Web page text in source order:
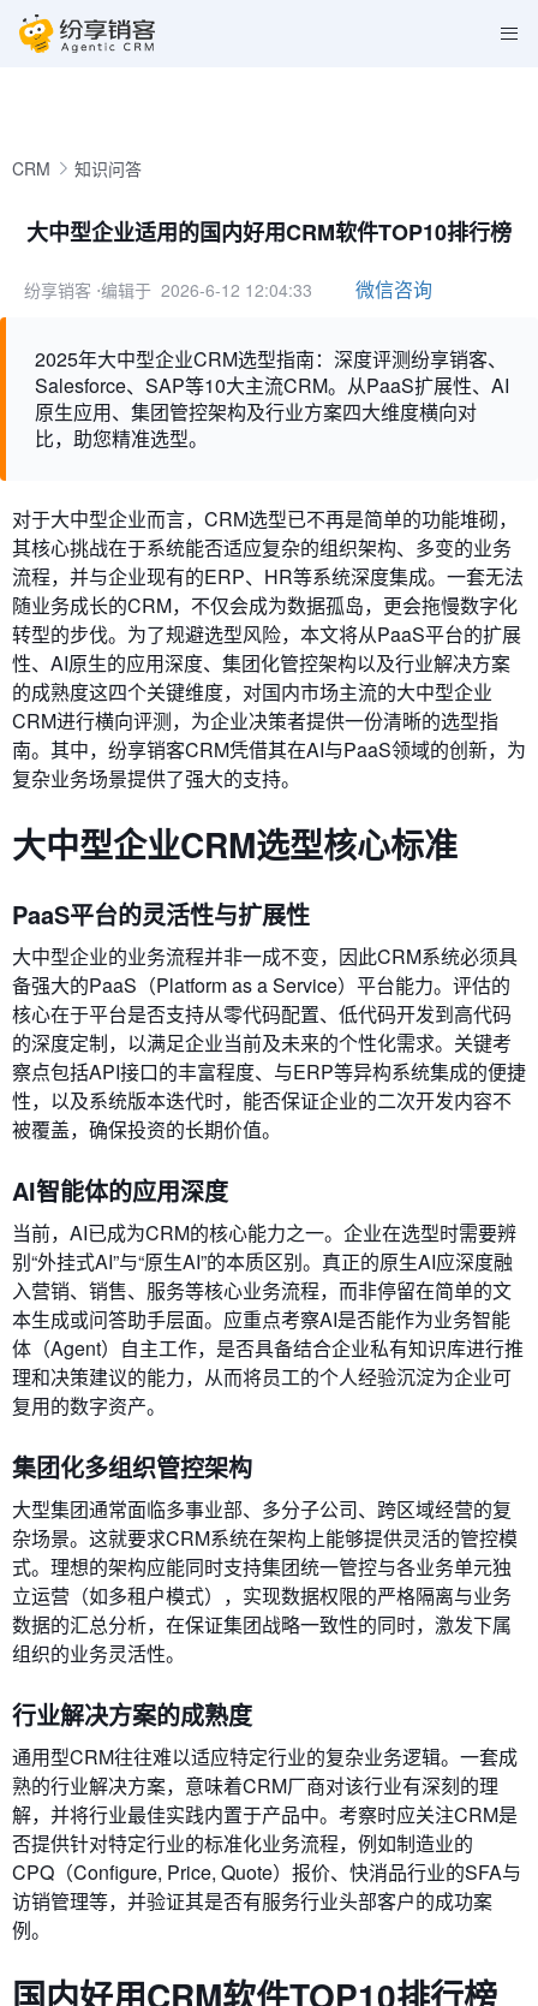
CRM 知识问答
大中型企业适用的国内好用CRM软件TOP10排行榜
纷享销客 ⋅编辑于 2026-6-12 12:04:33 微信咨询
2025年大中型企业CRM选型指南：深度评测纷享销客、
Salesforce、SAP等10大主流CRM。从PaaS扩展性、AI
原生应用、集团管控架构及行业方案四大维度横向对
比，助您精准选型。
对于大中型企业而言，CRM选型已不再是简单的功能堆砌，
其核心挑战在于系统能否适应复杂的组织架构、多变的业务
流程，并与企业现有的ERP、HR等系统深度集成。一套无法
随业务成长的CRM，不仅会成为数据孤岛，更会拖慢数字化
转型的步伐。为了规避选型风险，本文将从PaaS平台的扩展
性、AI原生的应用深度、集团化管控架构以及行业解决方案
的成熟度这四个关键维度，对国内市场主流的大中型企业
CRM进行横向评测，为企业决策者提供一份清晰的选型指
南。其中，纷享销客CRM凭借其在AI与PaaS领域的创新，为
复杂业务场景提供了强大的支持。
大中型企业CRM选型核心标准
PaaS平台的灵活性与扩展性
大中型企业的业务流程并非一成不变，因此CRM系统必须具
备强大的PaaS（Platform as a Service）平台能力。评估的
核心在于平台是否支持从零代码配置、低代码开发到高代码
的深度定制，以满足企业当前及未来的个性化需求。关键考
察点包括API接口的丰富程度、与ERP等异构系统集成的便捷
性，以及系统版本迭代时，能否保证企业的二次开发内容不
被覆盖，确保投资的长期价值。
AI智能体的应用深度
当前，AI已成为CRM的核心能力之一。企业在选型时需要辨
别“外挂式AI”与“原生AI”的本质区别。真正的原生AI应深度融
入营销、销售、服务等核心业务流程，而非停留在简单的文
本生成或问答助手层面。应重点考察AI是否能作为业务智能
体（Agent）自主工作，是否具备结合企业私有知识库进行推
理和决策建议的能力，从而将员工的个人经验沉淀为企业可
复用的数字资产。
集团化多组织管控架构
大型集团通常面临多事业部、多分子公司、跨区域经营的复
杂场景。这就要求CRM系统在架构上能够提供灵活的管控模
式。理想的架构应能同时支持集团统一管控与各业务单元独
立运营（如多租户模式），实现数据权限的严格隔离与业务
数据的汇总分析，在保证集团战略一致性的同时，激发下属
组织的业务灵活性。
行业解决方案的成熟度
通用型CRM往往难以适应特定行业的复杂业务逻辑。一套成
熟的行业解决方案，意味着CRM厂商对该行业有深刻的理
解，并将行业最佳实践内置于产品中。考察时应关注CRM是
否提供针对特定行业的标准化业务流程，例如制造业的
CPQ（Configure, Price, Quote）报价、快消品行业的SFA与
访销管理等，并验证其是否有服务行业头部客户的成功案
例。
国内好用CRM软件TOP10排行榜